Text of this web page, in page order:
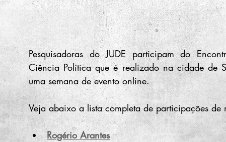
Pesquisadoras do JUDE participam do
Ciência Política que é realizado na cidade de
uma semana de evento online.
Veja abaixo a lista completa de participações de
Rogério Arantes